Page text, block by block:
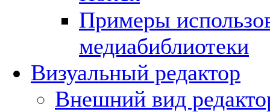
Примеры
медиабиблиотеки
Визуальный редактор
Внешний вид